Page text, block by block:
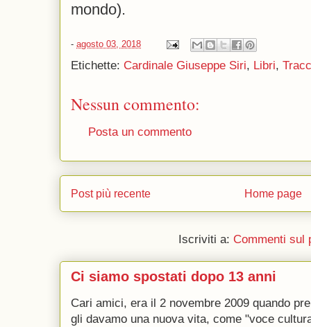
mondo).
- agosto 03, 2018
Etichette: Cardinale Giuseppe Siri, Libri,
Nessun commento:
Posta un commento
Post più recente Home page
Iscriviti a: Commenti sul
Ci siamo spostati dopo 13 anni
Cari amici, era il 2 novembre 2009 quando
gli davamo una nuova vita, come "voce